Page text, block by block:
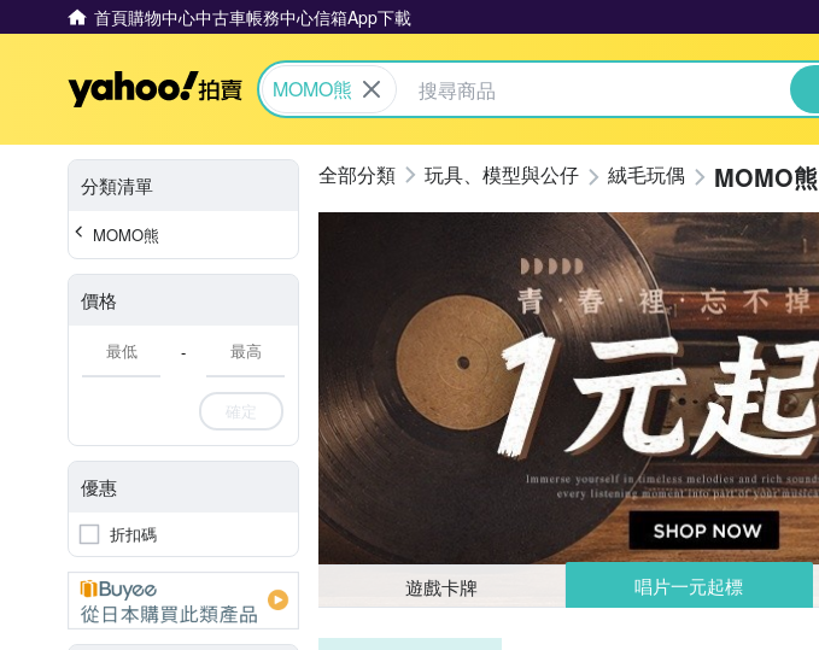
首頁購物中心中古車帳務中心信箱App下載
Yahoo拍賣
MOMO熊
分類清單
MOMO熊
價格
-
確定
優惠
折扣碼
玩具、模型與公仔 絨毛玩偶 MOMO熊
遊戲卡牌 唱片一元起標